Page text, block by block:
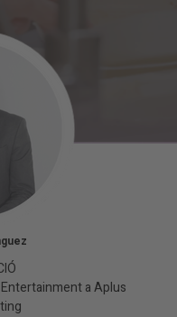
a Aplus